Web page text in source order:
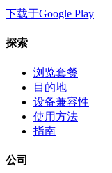
下载于Google Play
探索
浏览套餐
目的地
设备兼容性
使用方法
指南
公司